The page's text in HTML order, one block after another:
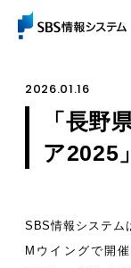
2026.01.16
「長野
ア2025
SBS情報システム
Mウイングで開